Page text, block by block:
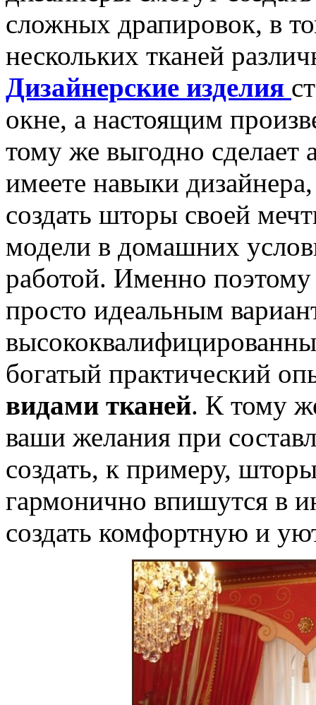
сложных драпировок, в
нескольких тканей
Дизайнерские изделия
окне, а настоящим
тому же выгодно сделает
имеете навыки
создать шторы своей
модели в домашних
работой. Именно
просто идеальным
богатый практический
видами тканей. К тому
ваши желания при
создать, к примеру,
гармонично впишутся в
создать комфортную и